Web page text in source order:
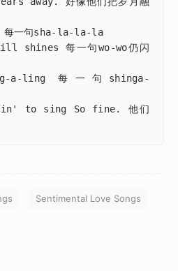
一句sha-la-la-la
shines 每一句wo-wo仍闪
a-ling 每一句shinga-
to sing So fine. 他们
Sentimental Love Songs